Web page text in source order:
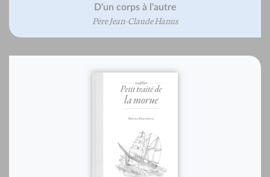
D'un corps à l'autre
Père Jean-Claude Hanus